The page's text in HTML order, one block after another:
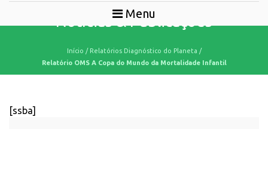
Menu
Notícias & Publicações
Início / Relatórios Diagnóstico do Planeta /
Relatório OMS A Copa do Mundo da Mortalidade Infantil
[ssba]